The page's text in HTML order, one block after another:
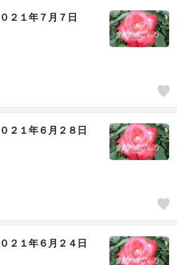
２１年７月７日
２１年６月２８日
２１年６月２４日